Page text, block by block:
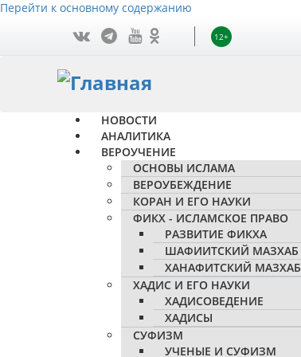
Перейти к основному содержанию
12+
НОВОСТИ
АНАЛИТИКА
ВЕРОУЧЕНИЕ
ОСНОВЫ ИСЛАМА
ВЕРОУБЕЖДЕНИЕ
КОРАН И ЕГО НАУКИ
ФИКХ - ИСЛАМСКОЕ ПРАВО
РАЗВИТИЕ ФИКХА
ШАФИИТСКИЙ МАЗХАБ
ХАНАФИТСКИЙ МАЗХАБ
ХАДИС И ЕГО НАУКИ
ХАДИСОВЕДЕНИЕ
ХАДИСЫ
СУФИЗМ
УЧЕНЫЕ И СУФИЗМ